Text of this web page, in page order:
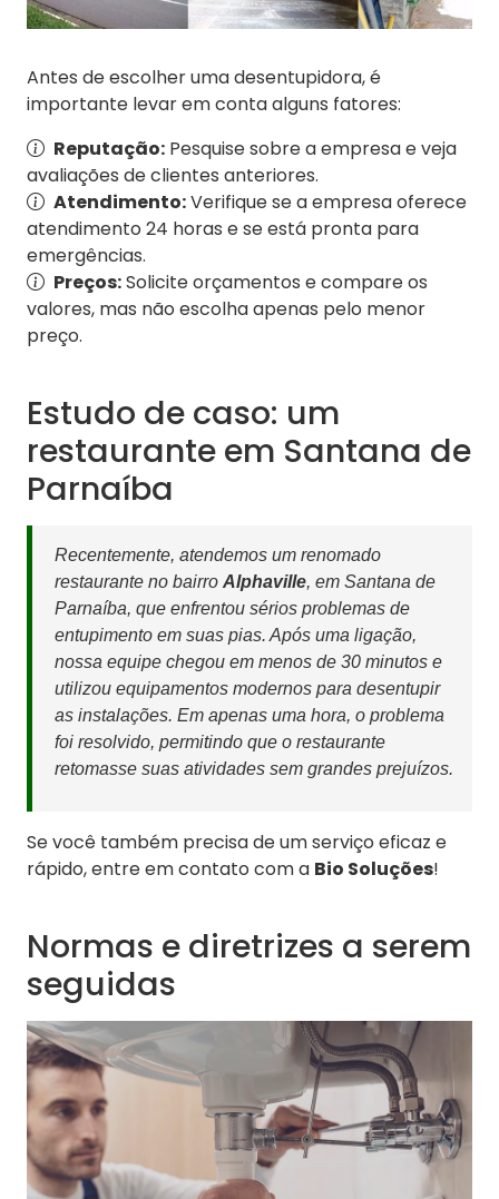
Antes de escolher uma desentupidora, é
importante levar em conta alguns fatores:
Reputação: Pesquise sobre a empresa e veja
avaliações de clientes anteriores.
Atendimento:Verifique se a empresa oferece
atendimento 24 horas e se está pronta para
emergências.
Preços:Solicite orçamentos e compare os
valores, mas não escolha apenas pelo menor
preço.
Estudo de caso: um
restaurante em Santana de
Parnaíba
Recentemente, atendemos um renomado
restaurante no bairro Alphaville, em Santana de
Parnaíba, que enfrentou sérios problemas de
entupimento em suas pias. Após uma ligação,
nossa equipe chegou em menos de 30 minutos e
utilizou equipamentos modernos para desentupir
as instalações. Em apenas uma hora, o problema
foi resolvido, permitindo que o restaurante
retomasse suas atividades sem grandes prejuízos.
Se você também precisa de um serviço eficaz e
rápido, entre em contato com a Bio Soluções!
Normas e diretrizes a serem
seguidas